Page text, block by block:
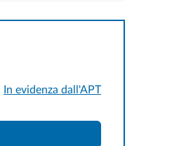
In evidenza dall'APT